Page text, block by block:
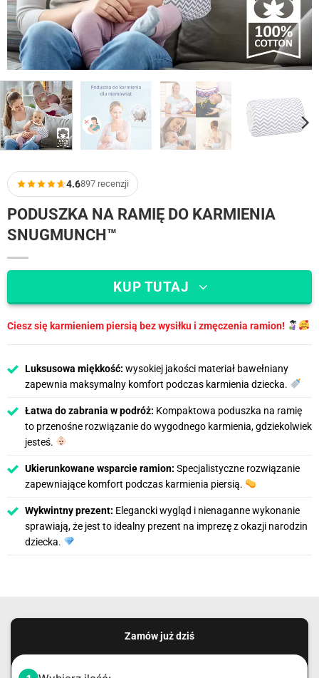
4.6897 recenzji
PODUSZKA NA RAMIĘ DO KARMIENIA
SNUGMUNCH™
KUP TUTAJ
Ciesz się karmieniem piersią bez wysiłku i zmęczenia ramion!
Luksusowa miękkość: wysokiej jakości materiał bawełniany
zapewnia maksymalny komfort podczas karmienia dziecka.
Łatwa do zabrania w podróż: Kompaktowa poduszka na ramię
to przenośne rozwiązanie do wygodnego karmienia, gdziekolwiek
jesteś.
Ukierunkowane wsparcie ramion: Specjalistyczne rozwiązanie
zapewniające komfort podczas karmienia piersią.
Wykwintny prezent: Elegancki wygląd i nienaganne wykonanie
sprawiają, że jest to idealny prezent na imprezę z okazji narodzin
dziecka.
Zamów już dziś